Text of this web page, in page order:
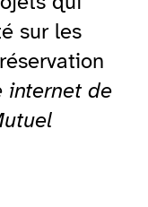
sur les
internet de